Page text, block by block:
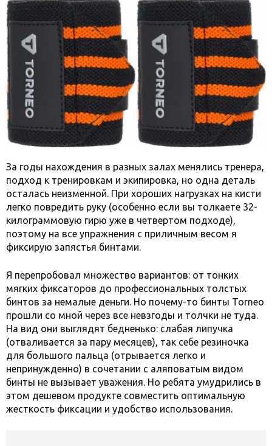
За годы нахождения в разных залах менялись тренера,
подход к тренировкам и экипировка, но одна деталь
осталась неизменной. При хороших нагрузках на кисти
легко повредить руку (особенно если вы толкаете 32-
килограммовую гирю уже в четвертом подходе),
поэтому на все упражнения с приличным весом я
фиксирую запястья бинтами.
Я перепробовал множество вариантов: от тонких
мягких фиксаторов до профессиональных толстых
бинтов за немалые деньги. Но почему-то бинты Torneo
прошли со мной через все невзгоды и толчки не туда.
На вид они выглядят бедненько: слабая липучка
(отваливается за пару месяцев), так себе резиночка
для большого пальца (отрывается легко и
непринужденно) в сочетании с аляповатым видом
бинты не вызывает уважения. Но ребята умудрились в
этом дешевом продукте совместить оптимальную
жесткость фиксации и удобство использования.